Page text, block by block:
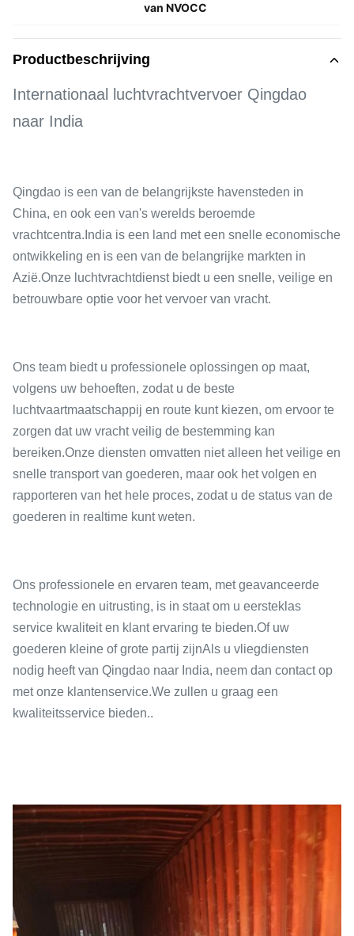
van NVOCC
Productbeschrijving
Internationaal luchtvrachtvervoer Qingdao
naar India
Qingdao is een van de belangrijkste havensteden in
China, en ook een van's werelds beroemde
vrachtcentra.India is een land met een snelle economische
ontwikkeling en is een van de belangrijke markten in
Azië.Onze luchtvrachtdienst biedt u een snelle, veilige en
betrouwbare optie voor het vervoer van vracht.
Ons team biedt u professionele oplossingen op maat,
volgens uw behoeften, zodat u de beste
luchtvaartmaatschappij en route kunt kiezen, om ervoor te
zorgen dat uw vracht veilig de bestemming kan
bereiken.Onze diensten omvatten niet alleen het veilige en
snelle transport van goederen, maar ook het volgen en
rapporteren van het hele proces, zodat u de status van de
goederen in realtime kunt weten.
Ons professionele en ervaren team, met geavanceerde
technologie en uitrusting, is in staat om u eersteklas
service kwaliteit en klant ervaring te bieden.Of uw
goederen kleine of grote partij zijnAls u vliegdiensten
nodig heeft van Qingdao naar India, neem dan contact op
met onze klantenservice.We zullen u graag een
kwaliteitsservice bieden..